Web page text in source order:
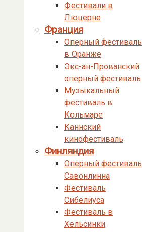
Фестивали в
Люцерне
Франция
Оперный фестиваль
в Оранже
Экс-ан-Прованский
оперный фестиваль
Музыкальный
фестиваль в
Кольмаре
Каннский
кинофестиваль
Финляндия
Оперный фестиваль
Савонлинна
Фестиваль
Сибелиуса
Фестиваль в
Хельсинки